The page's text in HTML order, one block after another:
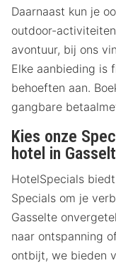
Daarnaast kun je
outdoor-
avontuur, bij ons
Elke aanbieding is
behoeften aan.
gangbare
Kies onze
hotel in
HotelSpecials
Specials om je
Gasselte
naar ontspanning
ontbijt, we bieden